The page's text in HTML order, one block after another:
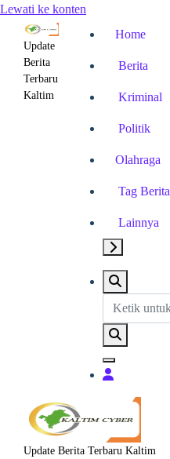
Lewati ke konten
Update
Berita
Terbaru
Kaltim
Home
Berita
Kriminal
Politik
Olahraga
Tag Berita
Lainnya
Update Berita Terbaru Kaltim